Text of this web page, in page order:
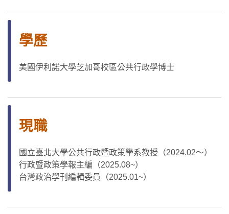
學歷
美國伊利諾大學芝加哥校區公共行政學博士
現職
國立臺北大學公共行政暨政策學系教授（2024.02～）
行政暨政策學報主編（2025.08~）
台灣政治學刊編輯委員（2025.01~）